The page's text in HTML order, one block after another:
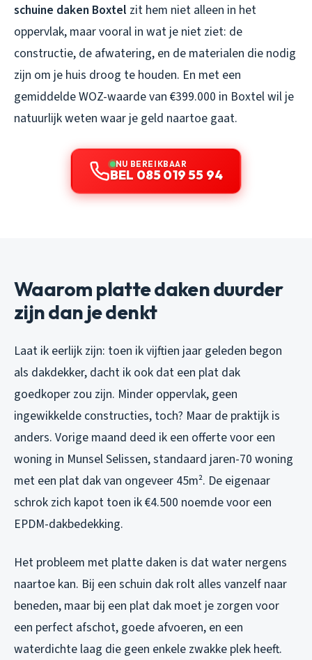
schuine daken Boxtel zit hem niet alleen in het
oppervlak, maar vooral in wat je niet ziet: de
constructie, de afwatering, en de materialen die nodig
zijn om je huis droog te houden. En met een
gemiddelde WOZ-waarde van €399.000 in Boxtel wil je
natuurlijk weten waar je geld naartoe gaat.
NU BEREIKBAAR
BEL 085 019 55 94
Waarom platte daken duurder
zijn dan je denkt
Laat ik eerlijk zijn: toen ik vijftien jaar geleden begon
als dakdekker, dacht ik ook dat een plat dak
goedkoper zou zijn. Minder oppervlak, geen
ingewikkelde constructies, toch? Maar de praktijk is
anders. Vorige maand deed ik een offerte voor een
woning in Munsel Selissen, standaard jaren-70 woning
met een plat dak van ongeveer 45m². De eigenaar
schrok zich kapot toen ik €4.500 noemde voor een
EPDM-dakbedekking.
Het probleem met platte daken is dat water nergens
naartoe kan. Bij een schuin dak rolt alles vanzelf naar
beneden, maar bij een plat dak moet je zorgen voor
een perfect afschot, goede afvoeren, en een
waterdichte laag die geen enkele zwakke plek heeft.